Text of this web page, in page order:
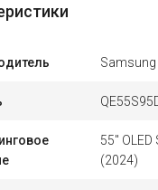
Samsung
55"
(2024)